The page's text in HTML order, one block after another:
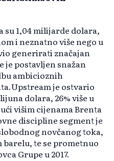
su 1,04 milijarde dolara,
i neznatno više nego u
generirati značajan
je postavljen snažan
ambicioznih
je ostvario
dolara, 26% više u
višim cijenama Brenta
discipline segment je
novčanog toka,
barelu, te se prometnuo
Grupe u 2017.